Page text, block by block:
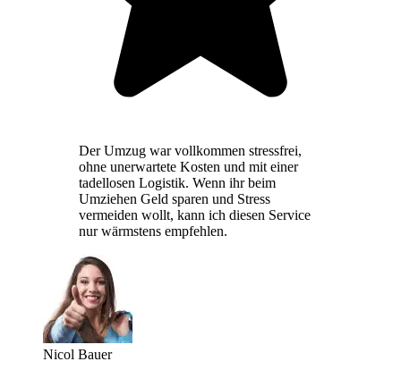
Der Umzug war vollkommen stressfrei,
ohne unerwartete Kosten und mit einer
tadellosen Logistik. Wenn ihr beim
Umziehen Geld sparen und Stress
vermeiden wollt, kann ich diesen Service
nur wärmstens empfehlen.
Nicol Bauer